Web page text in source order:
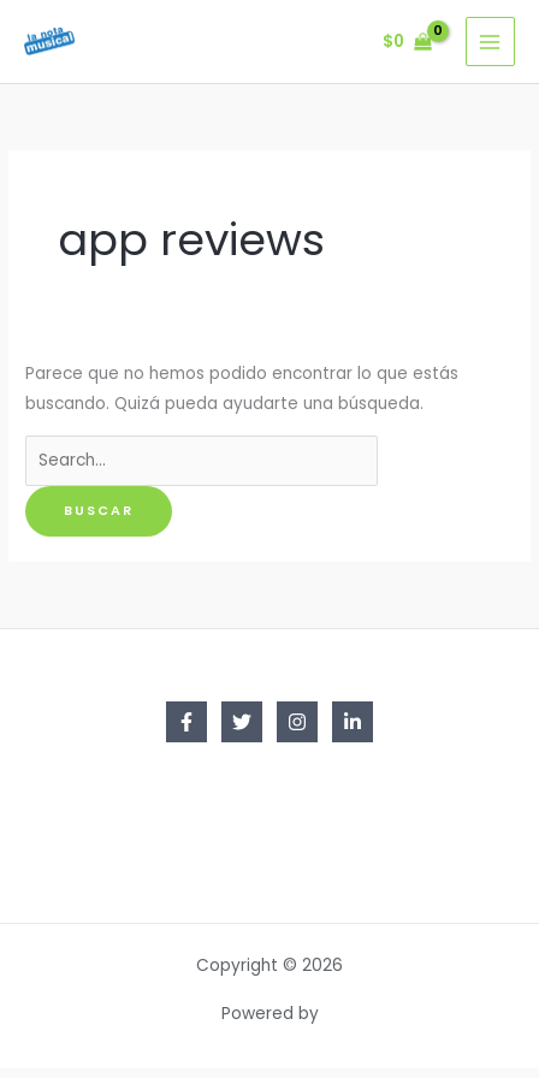
$0
app reviews
Parece que no hemos podido encontrar lo que estás
buscando. Quizá pueda ayudarte una búsqueda.
Buscar
por:
Copyright © 2026
Powered by